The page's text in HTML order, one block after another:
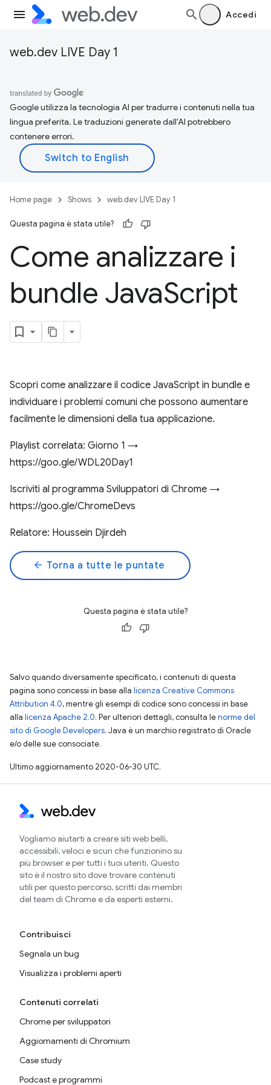
Accedi
web.dev LIVE Day 1
Google utilizza la tecnologia AI per tradurre i contenuti nella tua
lingua preferita. Le traduzioni generate dall'AI potrebbero
contenere errori.
Home page Shows web.dev LIVE Day 1
Questa pagina è stata utile?
Come analizzare i
bundle JavaScript
Scopri come analizzare il codice JavaScript in bundle e
individuare i problemi comuni che possono aumentare
facilmente le dimensioni della tua applicazione.
Playlist correlata: Giorno 1 →
https://goo.gle/WDL20Day1
Iscriviti al programma Sviluppatori di Chrome →
https://goo.gle/ChromeDevs
Relatore: Houssein Djirdeh
arrow_back Torna a tutte le puntate
Questa pagina è stata utile?
Salvo quando diversamente specificato, i contenuti di questa
pagina sono concessi in base alla licenza Creative Commons
Attribution 4.0, mentre gli esempi di codice sono concessi in base
alla licenza Apache 2.0. Per ulteriori dettagli, consulta lenorme del
sito di Google Developers. Java è un marchio registrato di Oracle
e/o delle sue consociate.
Ultimo aggiornamento 2020-06-30 UTC.
Vogliamo aiutarti a creare siti web belli,
accessibili, veloci e sicuri che funzionino su
più browser e per tutti i tuoi utenti. Questo
sito è il nostro sito dove trovare contenuti
utili per questo percorso, scritti dai membri
del team di Chrome e da esperti esterni.
Contribuisci
Segnala un bug
Visualizza i problemi aperti
Contenuti correlati
Chrome per sviluppatori
Aggiornamenti di Chromium
Case study
Podcast e programmi